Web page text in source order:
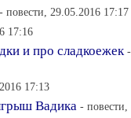
- повести, 29.05.2016 17:17
17:16
и про сладкоежек -
17:13
Вадика - повести,